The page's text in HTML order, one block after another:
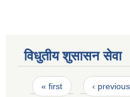
विधुतीय शुसासन सेवा
Pages
« first ‹ previous